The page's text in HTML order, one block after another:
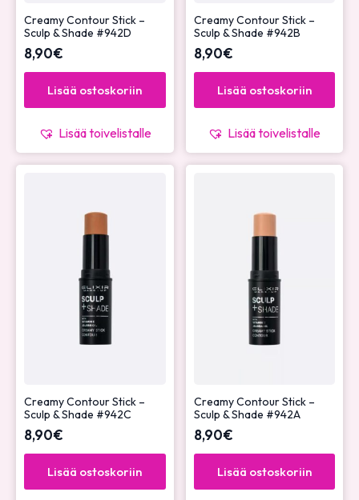
Creamy Contour Stick –
Sculp & Shade #942D
8,90€
Lisää ostoskoriin
Lisää toivelistalle
Creamy Contour Stick –
Sculp & Shade #942B
8,90€
Lisää ostoskoriin
Lisää toivelistalle
Creamy Contour Stick –
Sculp & Shade #942C
8,90€
Lisää ostoskoriin
Creamy Contour Stick –
Sculp & Shade #942A
8,90€
Lisää ostoskoriin